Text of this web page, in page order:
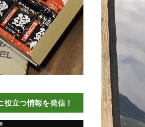
役立つ情報を発信！